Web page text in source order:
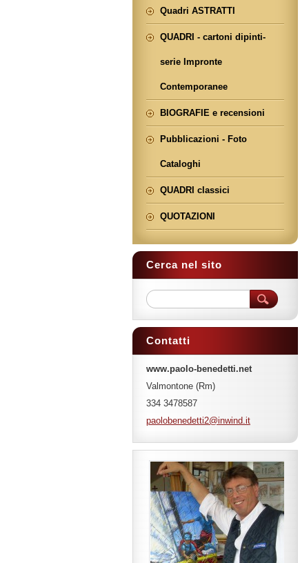
Quadri ASTRATTI
QUADRI - cartoni dipinti-
serie Impronte
Contemporanee
BIOGRAFIE e recensioni
Pubblicazioni - Foto
Cataloghi
QUADRI classici
QUOTAZIONI
Cerca nel sito
Contatti
www.paolo-benedetti.net
Valmontone (Rm)
334 3478587
paolobenedetti2@inwind.it